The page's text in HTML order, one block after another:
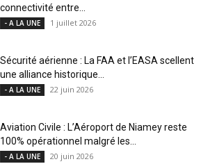
connectivité entre...
- A LA UNE 1 juillet 2026
Sécurité aérienne : La FAA et l’EASA scellent
une alliance historique...
- A LA UNE 22 juin 2026
Aviation Civile : L’Aéroport de Niamey reste
100% opérationnel malgré les...
- A LA UNE 20 juin 2026